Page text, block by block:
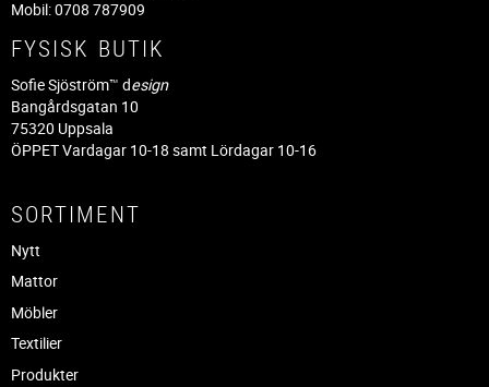
Mobil: 0708 787909
FYSISK BUTIK
Sofie Sjöström™ design
Bangårdsgatan 10
75320 Uppsala
ÖPPET Vardagar 10-18 samt Lördagar 10-16
SORTIMENT
Nytt
Mattor
Möbler
Textilier
Produkter